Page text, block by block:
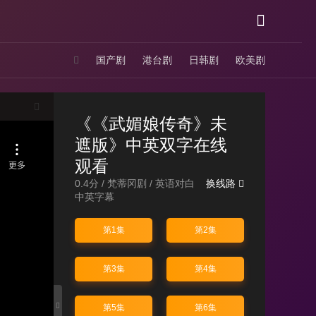
国产剧 港台剧 日韩剧 欧美剧
《《武媚娘传奇》未
遮版》中英双字在线
观看
换线路
0.4分 / 梵蒂冈剧 / 英语对白
中英字幕
第1集 第2集
第3集 第4集
第5集 第6集